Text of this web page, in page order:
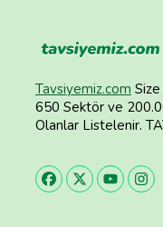
Tavsiyemiz.com
650 Sektör ve
Olanlar Listelenir.